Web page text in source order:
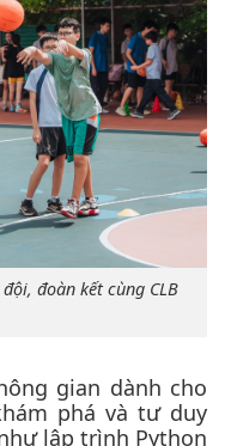
đoàn kết cùng CLB
gian dành cho
phá và tư duy
lập trình Python